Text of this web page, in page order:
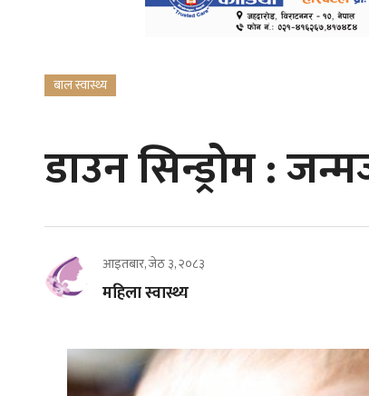
बाल स्वास्थ्य
डाउन सिन्ड्रोम :
आइतबार, जेठ ३, २०८३
महिला स्वास्थ्य